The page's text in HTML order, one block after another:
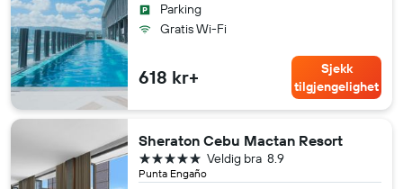
Parking
Gratis Wi-Fi
618 kr+
Sjekk
tilgjengelighet
Sheraton Cebu Mactan Resort
Punta Engaño
8.9
Veldig bra
5 stjerner